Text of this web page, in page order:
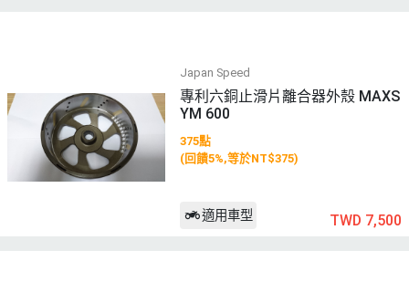
Japan Speed
專利六銅止滑片離合器外殼 MAXS
YM 600
375點
(回饋5%,等於NT$375)
適用車型 TWD 7,500